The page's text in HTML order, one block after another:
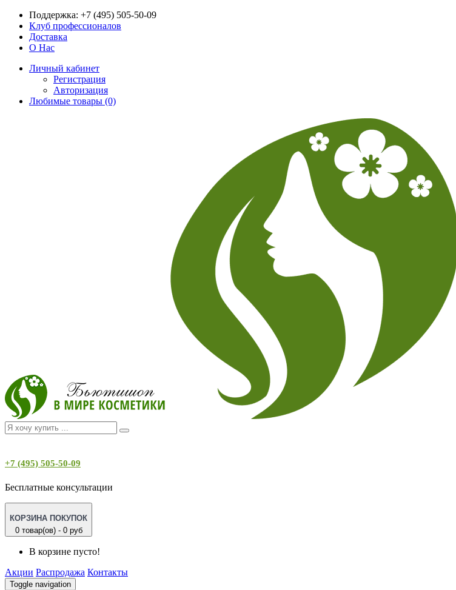
Поддержка: +7 (495) 505-50-09
Клуб профессионалов
Доставка
О Нас
Личный кабинет
Регистрация
Авторизация
Любимые товары (0)
+7 (495) 505-50-09
Бесплатные консультации
КОРЗИНА ПОКУПОК
0 товар(ов) - 0 руб
В корзине пусто!
Акции Распродажа Контакты
Toggle navigation